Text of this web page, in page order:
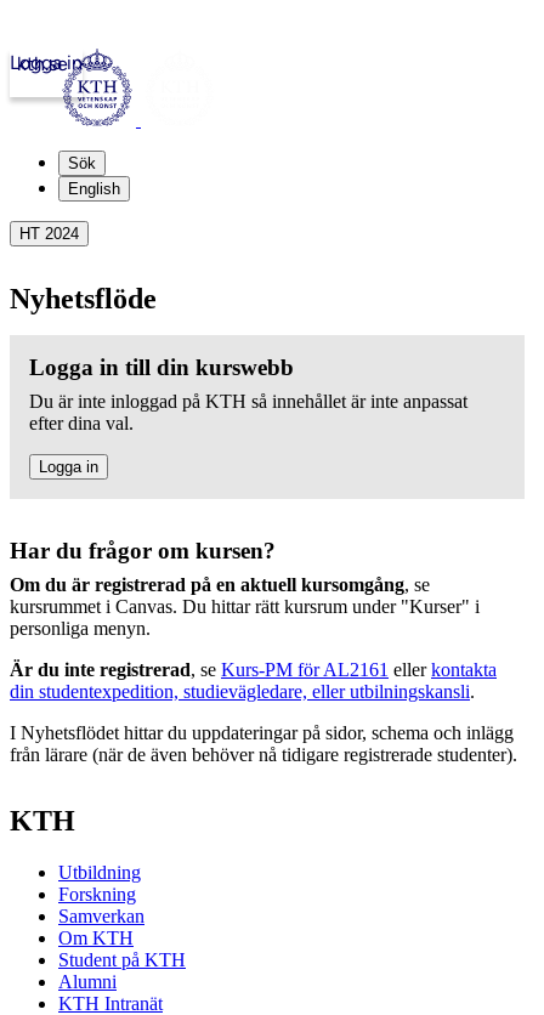
kth.se
Logga in
Sök
English
HT 2024
Nyhetsflöde
Logga in till din kurswebb
Du är inte inloggad på KTH så innehållet är inte anpassat
efter dina val.
Logga in
Har du frågor om kursen?
Om du är registrerad på en aktuell kursomgång, se
kursrummet i Canvas. Du hittar rätt kursrum under "Kurser" i
personliga menyn.
Är du inte registrerad, se Kurs-PM för AL2161 ellerkontakta
din studentexpedition, studievägledare, eller utbilningskansli.
I Nyhetsflödet hittar du uppdateringar på sidor, schema och inlägg
från lärare (när de även behöver nå tidigare registrerade studenter).
KTH
Utbildning
Forskning
Samverkan
Om KTH
Student på KTH
Alumni
KTH Intranät